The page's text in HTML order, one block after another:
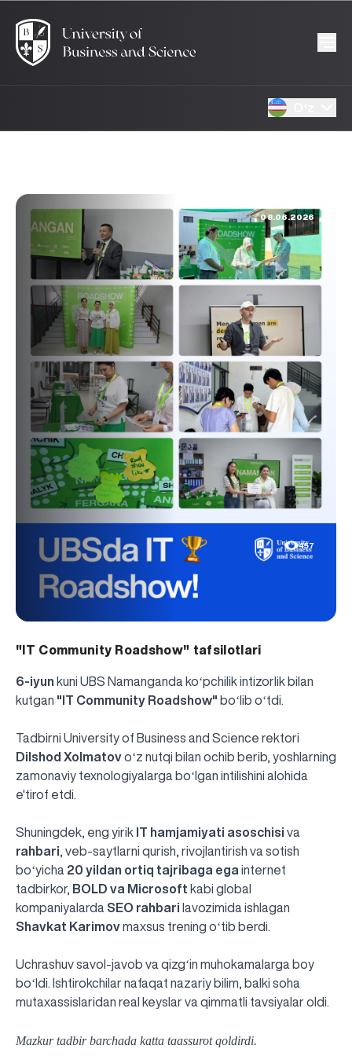
08.06.2026
457
"IT Community Roadshow" tafsilotlari
6-iyun kuni UBS Namanganda koʻpchilik intizorlik bilan
kutgan "IT Community Roadshow" boʻlib oʻtdi.
Tadbirni University of Business and Science rektori
Dilshod Xolmatovoʻz nutqi bilan ochib berib, yoshlarning
zamonaviy texnologiyalarga boʻlgan intilishini alohida
e'tirof etdi.
Shuningdek, eng yirik IT hamjamiyati asoschisi va
rahbari , veb-saytlarni qurish, rivojlantirish va sotish
boʻyicha 20 yildan ortiq tajribaga ega internet
tadbirkor, BOLD va Microsoft kabi global
kompaniyalarda SEO rahbari lavozimida ishlagan
Shavkat Karimovmaxsus trening oʻtib berdi.
Uchrashuv savol-javob va qizgʻin muhokamalarga boy
boʻldi. Ishtirokchilar nafaqat nazariy bilim, balki soha
mutaxassislaridan real keyslar va qimmatli tavsiyalar oldi.
Mazkur tadbir barchada katta taassurot qoldirdi.
qatoridan joy oldi!
nashrdan chiqdi!
UBS faoliyati tahlili va istiqboldagi rejalar
UBS oʻqituvchilari Qirgʻizistonda malaka oshirdi
G‘alaba sari olg‘a, O‘zbekiston!
TAYINLOV
UBS OAVda
taqdirlandi
xohlaysizmi?
O‘zbekiston taraqqiyotining eng muhim tayanchi